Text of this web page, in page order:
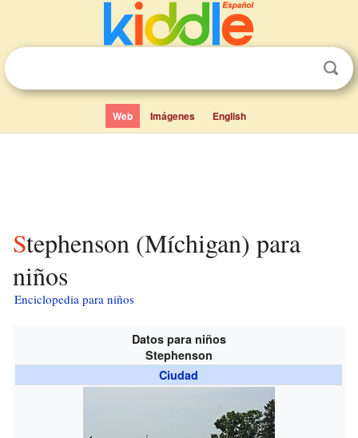
Web Imágenes English
Stephenson (Míchigan) para
niños
Enciclopedia para niños
Datos para niños
Stephenson
Ciudad